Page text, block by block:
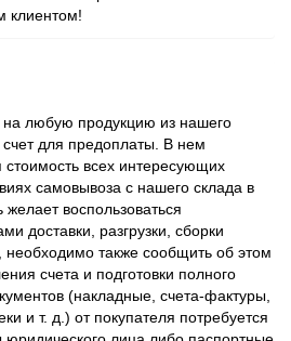
клиентом!
любую продукцию из нашего
счет для предоплаты. В нем
стоимость всех интересующих
самовывоза с нашего склада в
воспользоваться
доставки, разгрузки, сборки
необходимо также сообщить об этом
счета и подготовки полного
(накладные, счета-фактуры,
и т. д.) от покупателя потребуется